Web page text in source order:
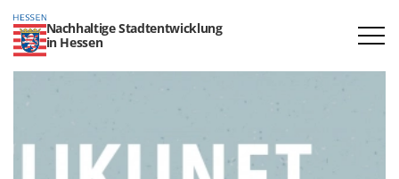
Nachhaltige Stadtentwicklung
in Hessen